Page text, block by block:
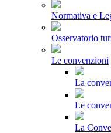
Normativa e
Osservatorio
Le convenzioni
La
Le
La